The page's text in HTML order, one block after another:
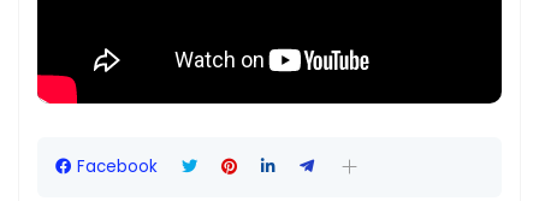
Facebook